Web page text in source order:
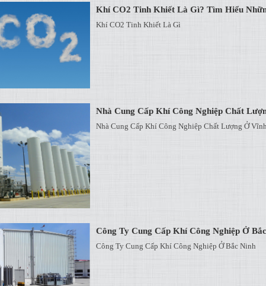
Khí CO2 Tinh Khiết Là Gì? Tìm Hiểu
Khí CO2 Tinh Khiết Là Gì
Nhà Cung Cấp Khí Công Nghiệp Chất
Nhà Cung Cấp Khí Công Nghiệp Chất Lượng Ở
Công Ty Cung Cấp Khí Công Nghiệp Ở
Công Ty Cung Cấp Khí Công Nghiệp Ở Bắc Ninh